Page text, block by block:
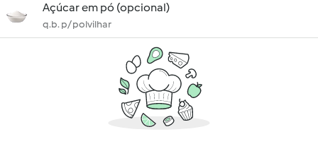
Açúcar em pó (opcional)
q.b. p/ polvilhar